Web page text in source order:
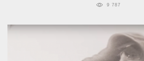
9 787